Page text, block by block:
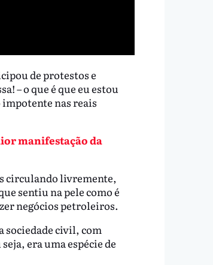
de protestos e
– o que é que eu estou
impotente nas reais
manifestação da
circulando livremente,
sentiu na pele como é
negócios petroleiros.
sociedade civil, com
era uma espécie de